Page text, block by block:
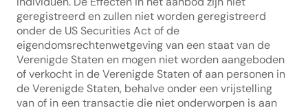
geregistreerd en zullen niet worden geregistreerd
onder de US Securities Act of de
eigendomsrechtenwetgeving van een staat van de
Verenigde Staten en mogen niet worden aangeboden
of verkocht in de Verenigde Staten of aan personen in
de Verenigde Staten, behalve onder een vrijstelling
van of in een transactie die niet onderworpen is aan